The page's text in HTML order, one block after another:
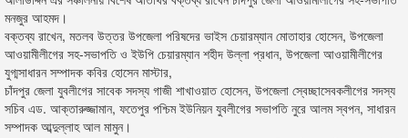
মনজুর আহমদ।
বক্তব্য রাখেন, মতলব উত্তর উপজেলা পরিষদের ভাইস চেয়ারম্যান মোতাহার হোসেন, উপজেলা
আওয়ামীলীগের সহ-সভাপতি ও ইউপি চেয়ারম্যান শহীদ উল্লা প্রধান, উপজেলা আওয়ামীলীগের
যুগ্মসাধারন সম্পাদক কবির হোসেন মাস্টার,
চাঁদপুর জেলা যুবলীগের সাবেক সদস্য গাজী শাখাওয়াত হোসেন, উপজেলা স্বেচ্ছাসেবকলীগের সদস্য
সচিব এড. আক্তারুজ্জামান, ফতেপুর পশ্চিম ইউনিয়ন যুবলীগের সভাপতি নুরে আলম স্বপন, সাধারন
সম্পাদক আব্দুল্লাহ আল মামুন।